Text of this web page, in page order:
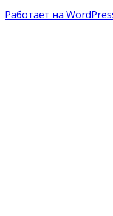
Работает на